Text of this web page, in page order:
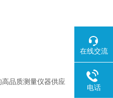
品质测量仪器供应
在线交流
电话